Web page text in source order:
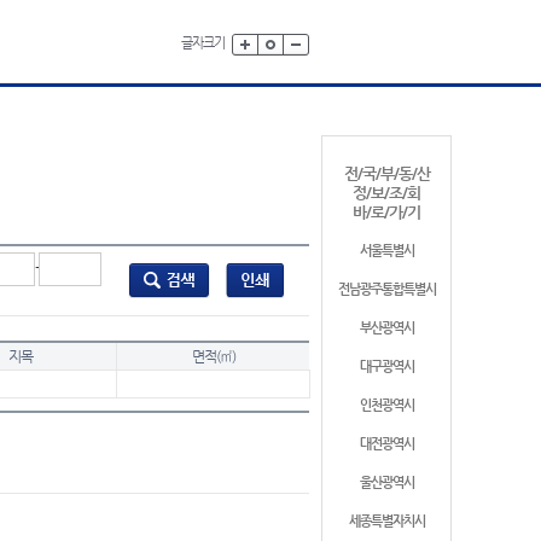
글자크기
전/국/부/동/산
정/보/조/회
바/로/가/기
서울특별시
전남광주통합특별시
부산광역시
대구광역시
인천광역시
대전광역시
울산광역시
세종특별자치시
-
지목 면적(㎡)